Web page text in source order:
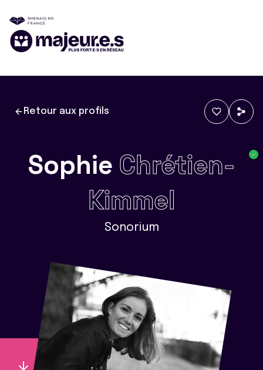
Retour aux profils
Sophie Chrétien-
Kimmel
Sonorium